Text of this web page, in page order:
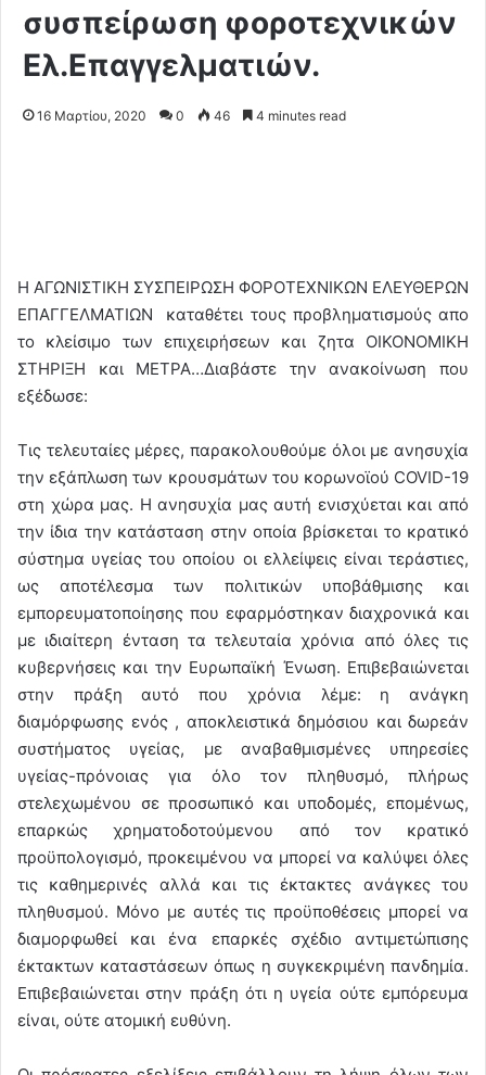
συσπείρωση φοροτεχνικών
Ελ.Επαγγελματιών.
16 Μαρτίου, 2020 0 46 4 minutes read
Η ΑΓΩΝΙΣΤΙΚΗ ΣΥΣΠΕΙΡΩΣΗ ΦΟΡΟΤΕΧΝΙΚΩΝ ΕΛΕΥΘΕΡΩΝ
ΕΠΑΓΓΕΛΜΑΤΙΩΝ καταθέτει τους προβληματισμούς απο
το κλείσιμο των επιχειρήσεων και ζητα ΟΙΚΟΝΟΜΙΚΗ
ΣΤΗΡΙΞΗ και ΜΕΤΡΑ…Διαβάστε την ανακοίνωση που
εξέδωσε:
Τις τελευταίες μέρες, παρακολουθούμε όλοι με ανησυχία
την εξάπλωση των κρουσμάτων του κορωνοϊού COVID-19
στη χώρα μας. Η ανησυχία μας αυτή ενισχύεται και από
την ίδια την κατάσταση στην οποία βρίσκεται το κρατικό
σύστημα υγείας του οποίου οι ελλείψεις είναι τεράστιες,
ως αποτέλεσμα των πολιτικών υποβάθμισης και
εμπορευματοποίησης που εφαρμόστηκαν διαχρονικά και
με ιδιαίτερη ένταση τα τελευταία χρόνια από όλες τις
κυβερνήσεις και την Ευρωπαϊκή Ένωση. Επιβεβαιώνεται
στην πράξη αυτό που χρόνια λέμε: η ανάγκη
διαμόρφωσης ενός , αποκλειστικά δημόσιου και δωρεάν
συστήματος υγείας, με αναβαθμισμένες υπηρεσίες
υγείας-πρόνοιας για όλο τον πληθυσμό, πλήρως
στελεχωμένου σε προσωπικό και υποδομές, επομένως,
επαρκώς χρηματοδοτούμενου από τον κρατικό
προϋπολογισμό, προκειμένου να μπορεί να καλύψει όλες
τις καθημερινές αλλά και τις έκτακτες ανάγκες του
πληθυσμού. Μόνο με αυτές τις προϋποθέσεις μπορεί να
διαμορφωθεί και ένα επαρκές σχέδιο αντιμετώπισης
έκτακτων καταστάσεων όπως η συγκεκριμένη πανδημία.
Επιβεβαιώνεται στην πράξη ότι η υγεία ούτε εμπόρευμα
είναι, ούτε ατομική ευθύνη.